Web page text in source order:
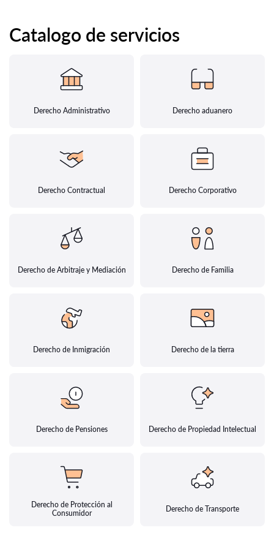
Catalogo de servicios
Derecho Administrativo Derecho aduanero
Derecho Contractual Derecho Corporativo
Derecho de Arbitraje y Mediación Derecho de Familia
Derecho de Inmigración Derecho de la tierra
Derecho de Pensiones Derecho de Propiedad Intelectual
Derecho de Protección al
Consumidor
Derecho de Transporte